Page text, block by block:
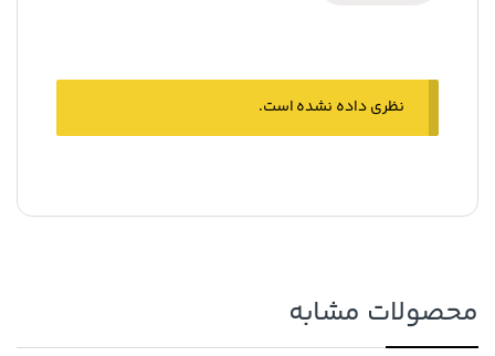
نظری داده نشده است.
محصولات مشابه